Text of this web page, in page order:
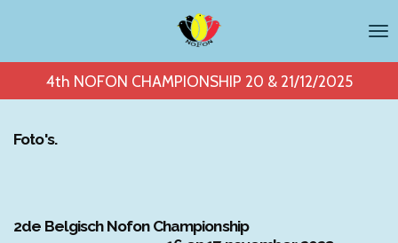
naar
4th NOFON CHAMPIONSHIP 20 & 21/12/2025
Foto's.
2de Belgisch Nofon Championship